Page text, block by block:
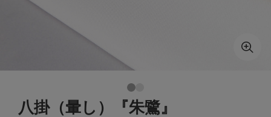
八掛（暈し）『朱鷺』